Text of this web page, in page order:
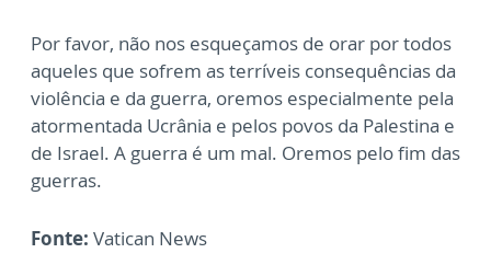
Por favor, não nos esqueçamos de orar por todos
aqueles que sofrem as terríveis consequências da
violência e da guerra, oremos especialmente pela
atormentada Ucrânia e pelos povos da Palestina e
de Israel. A guerra é um mal. Oremos pelo fim das
guerras.
Fonte: Vatican News